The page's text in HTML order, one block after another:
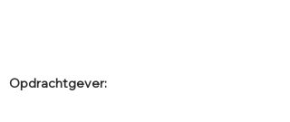
Opdrachtgever: